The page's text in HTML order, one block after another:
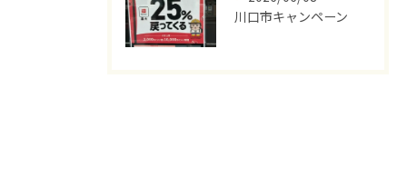
川口市キャンペーン